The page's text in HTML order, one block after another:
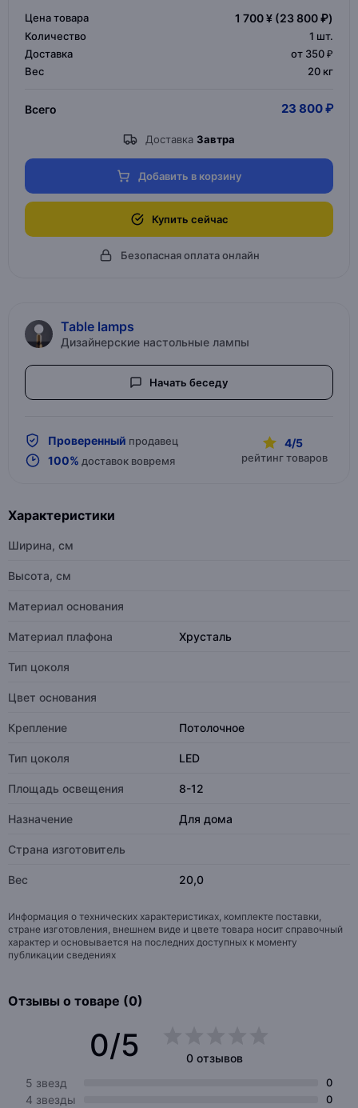
Цена товара 1 700 ¥ (23 800 ₽)
Количество 1 шт.
Доставка
от 350 ₽
Вес
20 кг
Всего 23 800 ₽
Доставка Завтра
Добавить в корзину
Купить сейчас
Безопасная оплата онлайн
Table lamps
Дизайнерские настольные лампы
Начать беседу
Проверенный продавец
100% доставок вовремя
4/5
рейтинг товаров
Характеристики
Ширина, см
Высота, см
Материал основания
Материал плафона Хрусталь
Тип цоколя
Цвет основания
Крепление Потолочное
Тип цоколя LED
Площадь освещения 8-12
Назначение Для дома
Страна изготовитель
Вес 20,0
Информация о технических характеристиках, комплекте поставки,
стране изготовления, внешнем виде и цвете товара носит справочный
характер и основывается на последних доступных к моменту
публикации сведениях
Отзывы о товаре (0)
0/5
0 отзывов
5 звезд
0
4 звезды 0